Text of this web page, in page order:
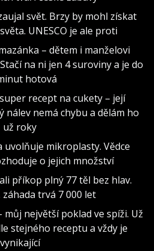
svět. Brzy by mohl získat
UNESCO je ale proti
– dětem i manželovi
na ni jen 4 suroviny a je do
hotová
recept na cukety – její
nálev nemá chybu a dělám ho
už roky
uvolňuje mikroplasty. Vědce
o jejich množství
příkop plný 77 těl bez hlav.
trvá 7 000 let
můj největší poklad ve spíži. Už
stejného receptu a vždy je
vynikající